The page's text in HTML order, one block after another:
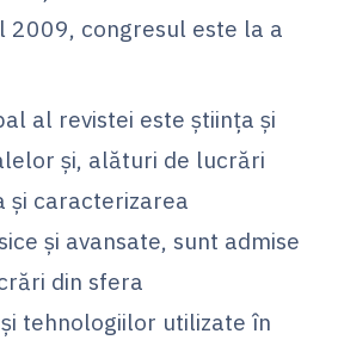
2009, congresul este la a
al revistei este ştiinţa şi
şi, alături de lucrări
şi caracterizarea
şi avansate, sunt admise
din sfera
tehnologiilor utilizate în